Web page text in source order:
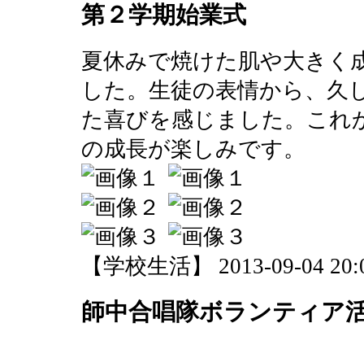
第２学期始業式
夏休みで焼けた肌や大きく
した。生徒の表情から、久
た喜びを感じました。これ
の成長が楽しみです。
【学校生活】 2013-09-04
師中合唱隊ボランティア